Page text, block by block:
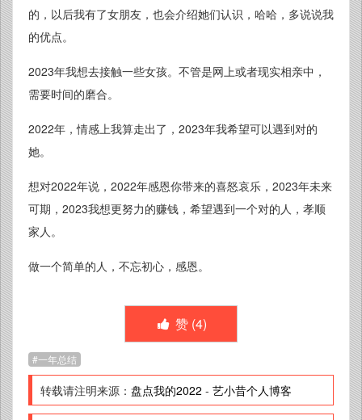
的，以后我有了女朋友，也会介绍她们认识，哈哈，多说说我
的优点。
2023年我想去接触一些女孩。不管是网上或者现实相亲中，
需要时间的磨合。
2022年，情感上我算走出了，2023年我希望可以遇到对的
她。
想对2022年说，2022年感恩你带来的喜怒哀乐，2023年未来
可期，2023我想更努力的赚钱，希望遇到一个对的人，孝顺
家人。
做一个简单的人，不忘初心，感恩。
赞 (4)
一年总结
转载请注明来源： 盘点我的2022 - 艺小昔个人博客